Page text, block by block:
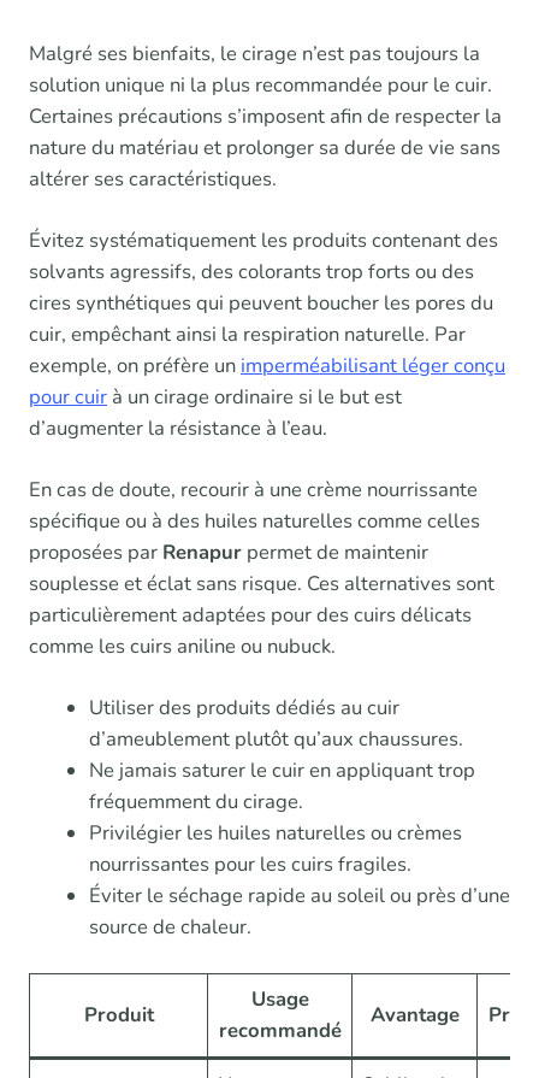
Malgré ses bienfaits, le cirage n’est pas toujours la
solution unique ni la plus recommandée pour le cuir.
Certaines précautions s’imposent afin de respecter la
nature du matériau et prolonger sa durée de vie sans
altérer ses caractéristiques.
Évitez systématiquement les produits contenant des
solvants agressifs, des colorants trop forts ou des
cires synthétiques qui peuvent boucher les pores du
cuir, empêchant ainsi la respiration naturelle. Par
exemple, on préfère un imperméabilisant léger conçu
pour cuir à un cirage ordinaire si le but est
d’augmenter la résistance à l’eau.
En cas de doute, recourir à une crème nourrissante
spécifique ou à des huiles naturelles comme celles
proposées par Renapur permet de maintenir
souplesse et éclat sans risque. Ces alternatives sont
particulièrement adaptées pour des cuirs délicats
comme les cuirs aniline ou nubuck.
Utiliser des produits dédiés au cuir
d’ameublement plutôt qu’aux chaussures.
Ne jamais saturer le cuir en appliquant trop
fréquemment du cirage.
Privilégier les huiles naturelles ou crèmes
nourrissantes pour les cuirs fragiles.
Éviter le séchage rapide au soleil ou près d’une
source de chaleur.
Produit
Usage
recommandé
Avantage